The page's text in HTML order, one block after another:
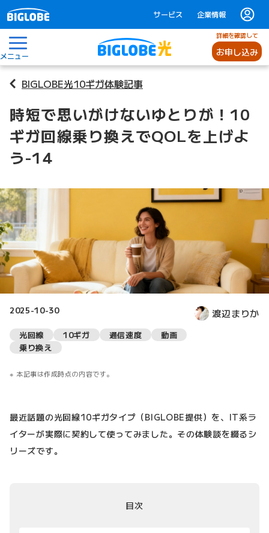
サービス 企業情報
メニュー
詳細を確認して
お申し込み
BIGLOBE光10ギガ体験記事
時短で思いがけないゆとりが！10
ギガ回線乗り換えでQOLを上げよ
う-14
2025-10-30 渡辺まりか
光回線 10ギガ 通信速度
動画
乗り換え
本記事は作成時点の内容です。
最近話題の光回線10ギガタイプ（BIGLOBE提供）を、IT系ラ
イターが実際に契約して使ってみました。その体験談を綴るシ
リーズです。
目次